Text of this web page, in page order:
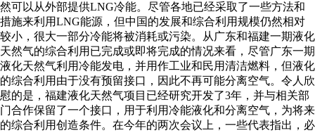
然可以从外部提供LNG冷能。尽管各地已经采取了一些方法和
措施来利用LNG能源，但中国的发展和综合利用规模仍然相对
较小，很大一部分冷能将被消耗或污染。从广东和福建一期液化
天然气的综合利用已完成或即将完成的情况来看，尽管广东一期
液化天然气利用冷能发电，并用作工业和民用清洁燃料，但液化
的综合利用由于没有预留接口，因此不再可能分离空气。令人欣
慰的是，福建液化天然气项目已经研究开发了3年，并与相关部
门合作保留了一个接口，用于利用冷能液化和分离空气，为将来
的综合利用创造条件。在今年的两次会议上，一些代表指出，必